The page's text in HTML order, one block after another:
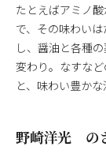
たとえばアミノ
で、その味わい
し、醤油と各種
変わり。なすな
と、味わい豊かな
野崎洋光 の